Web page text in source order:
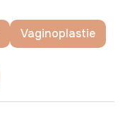
Vaginoplastie